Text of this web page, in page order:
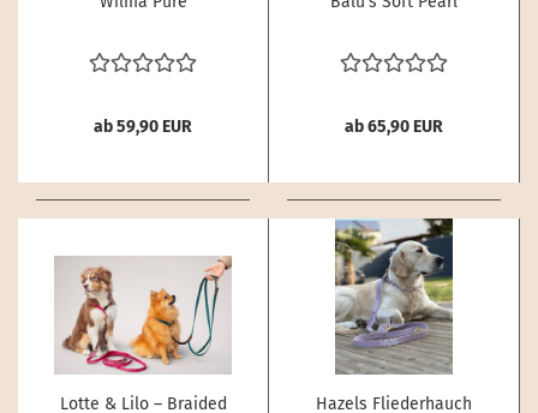
ab 59,90 EUR ab 65,90 EUR
Lotte & Lilo – Braided
Hazels Fliederhauch